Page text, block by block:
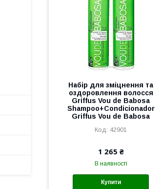
Набір для зміцнення та
оздоровлення волосся
Griffus Vou de Babosa
Shampoo+Condicionador
Griffus Vou de Babosa
42901
1 265 ₴
В наявності
Купити